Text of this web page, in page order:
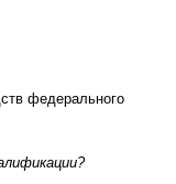
федерального